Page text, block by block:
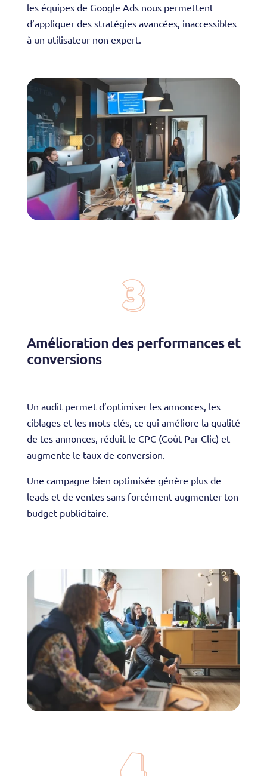
les équipes de Google Ads nous permettent
d’appliquer des stratégies avancées, inaccessibles
à un utilisateur non expert.
Amélioration des performances et
conversions
Un audit permet d’optimiser les annonces, les
ciblages et les mots-clés, ce qui améliore la qualité
de tes annonces, réduit le CPC (Coût Par Clic) et
augmente le taux de conversion.
Une campagne bien optimisée génère plus de
leads et de ventes sans forcément augmenter ton
budget publicitaire.